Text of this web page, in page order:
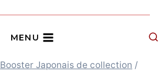
MENU
Booster Japonais de collection /